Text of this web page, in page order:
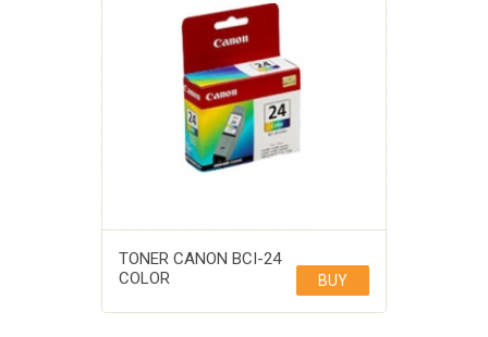
TONER CANON BCI-24
COLOR
BUY